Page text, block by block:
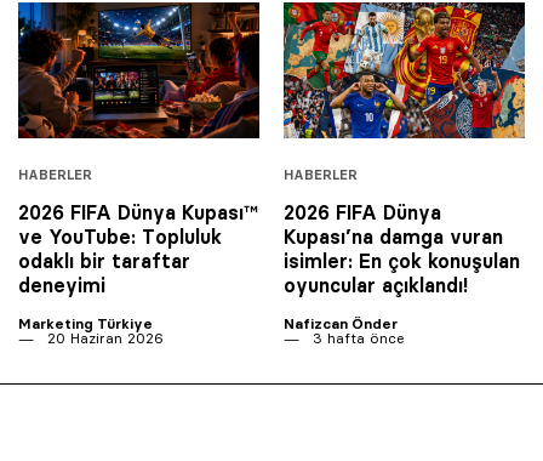
HABERLER
2026 FIFA Dünya Kupası™
ve YouTube: Topluluk
odaklı bir taraftar
deneyimi
Marketing Türkiye
20 Haziran 2026
HABERLER
2026 FIFA Dünya
Kupası’na damga vuran
isimler: En çok konuşulan
oyuncular açıklandı!
Nafizcan Önder
3 hafta önce